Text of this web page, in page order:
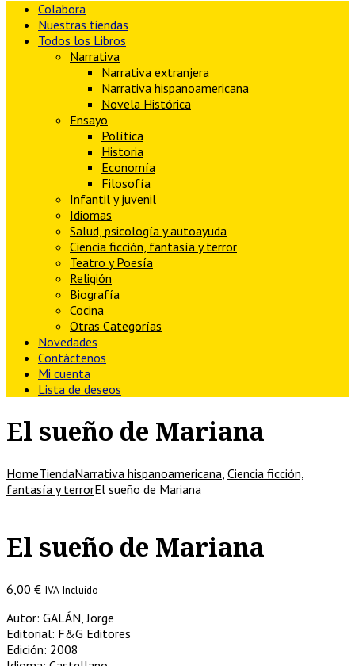
Colabora
Nuestras tiendas
Todos los Libros
Narrativa
Narrativa extranjera
Narrativa hispanoamericana
Novela Histórica
Ensayo
Política
Historia
Economía
Filosofía
Infantil y juvenil
Idiomas
Salud, psicología y autoayuda
Ciencia ficción, fantasía y terror
Teatro y Poesía
Religión
Biografía
Cocina
Otras Categorías
Novedades
Contáctenos
Mi cuenta
Lista de deseos
El sueño de Mariana
HomeTiendaNarrativa hispanoamericana Ciencia ficción,
fantasía y terrorEl sueño de Mariana
El sueño de Mariana
6,00 € IVA Incluido
Autor: GALÁN, Jorge
Editorial: F&G Editores
Edición: 2008